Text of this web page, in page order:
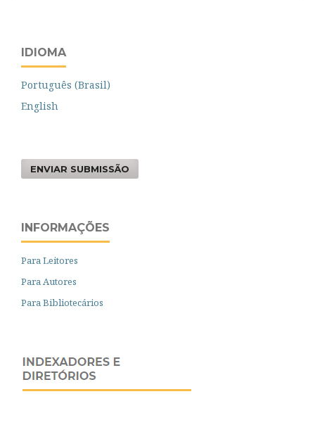
IDIOMA
Português (Brasil)
English
ENVIAR SUBMISSÃO
INFORMAÇÕES
Para Leitores
Para Autores
Para Bibliotecários